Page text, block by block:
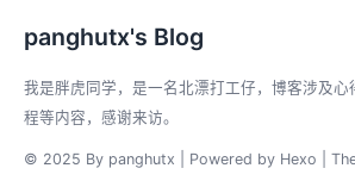
panghutx's Blog
我是胖虎同学，是一名北漂打工仔，博客涉及心
程等内容，感谢来访。
© 2025 By panghutx | Powered by Hexo |